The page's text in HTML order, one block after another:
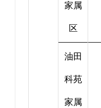
家属
区
油田
科苑
家属